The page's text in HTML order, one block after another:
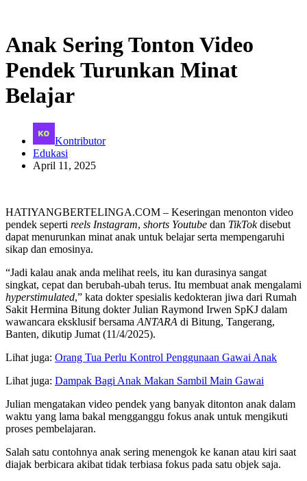
Anak Sering Tonton Video
Pendek Turunkan Minat
Belajar
Kontributor
Edukasi
April 11, 2025
HATIYANGBERTELINGA.COM – Keseringan menonton video
pendek seperti reels Instagram, shorts Youtube dan TikTokdisebut
dapat menurunkan minat anak untuk belajar serta mempengaruhi
sikap dan emosinya.
“Jadi kalau anak anda melihat reels, itu kan durasinya sangat
singkat, cepat dan berubah-ubah terus. Itu membuat anak mengalami
hyperstimulated,” kata dokter spesialis kedokteran jiwa dari Rumah
Sakit Hermina Bitung dokter Julian Raymond Irwen SpKJ dalam
wawancara eksklusif bersama ANTARA di Bitung, Tangerang,
Banten, dikutip Jumat (11/4/2025).
Lihat juga: Orang Tua Perlu Kontrol Penggunaan Gawai Anak
Lihat juga: Dampak Bagi Anak Makan Sambil Main Gawai
Julian mengatakan video pendek yang banyak ditonton anak dalam
waktu yang lama bakal mengganggu fokus anak untuk mengikuti
proses pembelajaran.
Salah satu contohnya anak sering menengok ke kanan atau kiri saat
diajak berbicara akibat tidak terbiasa fokus pada satu objek saja.